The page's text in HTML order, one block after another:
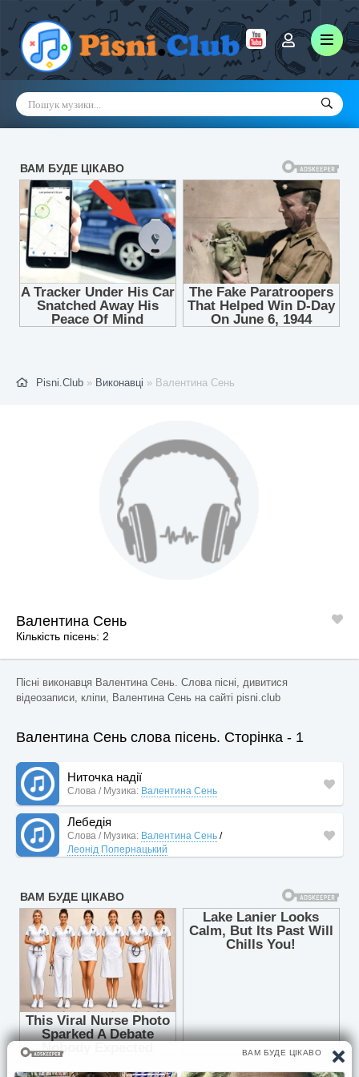
Pisni.Club » Виконавці » Валентина Сень
Валентина Сень
Кількість пісень: 2
Пісні виконавця Валентина Сень. Слова пісні, дивитися
відеозаписи, кліпи, Валентина Сень на сайті pisni.club
Валентина Сень слова пісень. Сторінка - 1
Ниточка надії
Слова / Музика: Валентина Сень
Лебедія
Слова / Музика: Валентина Сень /
Леонід Попернацький